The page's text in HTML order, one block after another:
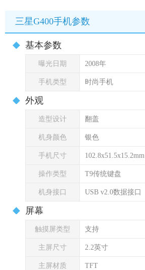
三星G400手机参数
基本参数
曝光日期 2008年
手机类型 时尚手机
外观
造型设计 翻盖
机身颜色 银色
手机尺寸 102.8x51.5x15.2mm
操作类型 T9传统键盘
机身接口 USB v2.0数据接口
屏幕
触摸屏类型 支持
主屏尺寸 2.2英寸
主屏材质 TFT